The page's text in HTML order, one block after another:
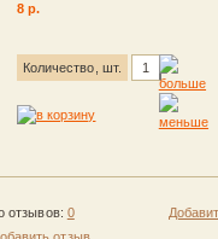
8 р.
Количество, шт.
отзывов: 0